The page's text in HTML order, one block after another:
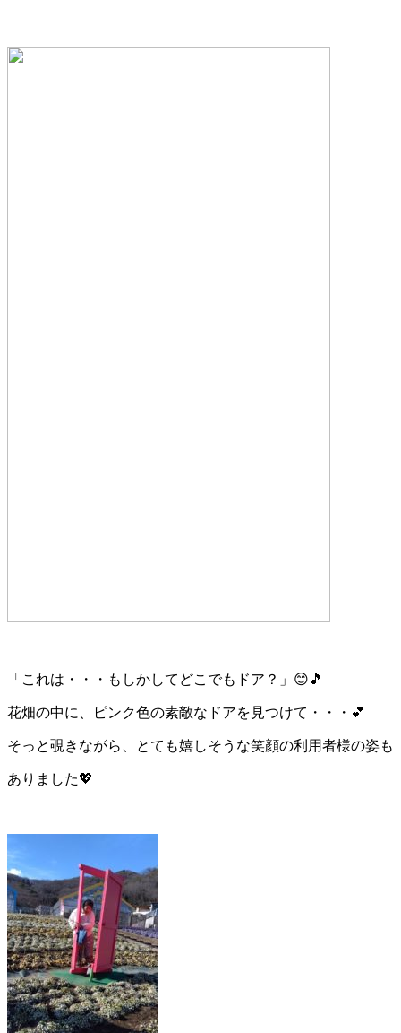
「これは・・・もしかしてどこでもドア？」😊🎵
花畑の中に、ピンク色の素敵なドアを見つけて・・・💕
そっと覗きながら、とても嬉しそうな笑顔の利用者様の姿も
ありました💖